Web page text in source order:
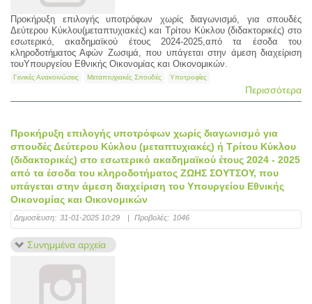
Προκήρυξη επιλογής υποτρόφων χωρίς διαγωνισμό, για σπουδές
Δεύτερου Κύκλου(μεταπτυχιακές) και Τρίτου Κύκλου (διδακτορικές) στο
εσωτερικό, ακαδημαϊκού έτους 2024-2025,από τα έσοδα του
κληροδοτήματος Αφών Ζωσιμά, που υπάγεται στην άμεση διαχείριση
τουΥπουργείου Εθνικής Οικονομίας και Οικονομικών.
Γενικές Ανακοινώσεις Μεταπτυχιακές Σπουδές Υποτροφίες
Περισσότερα
Προκήρυξη επιλογής υποτρόφων χωρίς διαγωνισμό για
σπουδές Δεύτερου Κύκλου (μεταπτυχιακές) ή Τρίτου Κύκλου
(διδακτορικές) στο εσωτερικό ακαδημαϊκού έτους 2024 - 2025
από τα έσοδα του κληροδοτήματος ΖΩΗΣ ΣΟΥΤΣΟΥ, που
υπάγεται στην άμεση διαχείριση του Υπουργείου Εθνικής
Οικονομίας και Οικονομικών
Δημοσίευση: 31-01-2025 10:29 | Προβολές: 1046
Συνημμένα αρχεία